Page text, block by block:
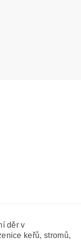
děr v
keřů, stromů,